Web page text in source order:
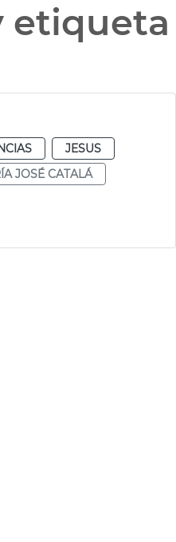
etiqueta
JESUS
JOSÉ CATALÁ